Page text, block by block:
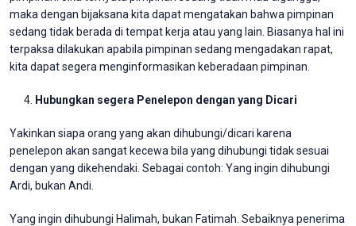
maka dengan bijaksana kita dapat mengatakan bahwa pimpinan
sedang tidak berada di tempat kerja atau yang lain. Biasanya hal ini
terpaksa dilakukan apabila pimpinan sedang mengadakan rapat,
kita dapat segera menginformasikan keberadaan pimpinan.
Hubungkan segera Penelepon dengan yang Dicari
Yakinkan siapa orang yang akan dihubungi/dicari karena
penelepon akan sangat kecewa bila yang dihubungi tidak sesuai
dengan yang dikehendaki. Sebagai contoh: Yang ingin dihubungi
Ardi, bukan Andi.
Yang ingin dihubungi Halimah, bukan Fatimah. Sebaiknya penerima